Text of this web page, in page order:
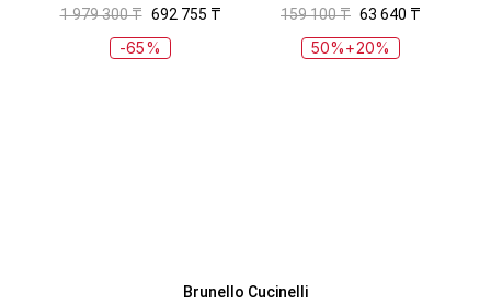
1 979 300 ₸ 692 755 ₸
-65%
159 100 ₸ 63 640 ₸
50%+20%
Brunello Cucinelli